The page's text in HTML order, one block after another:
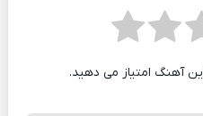
آهنگ امتیاز می دهید.